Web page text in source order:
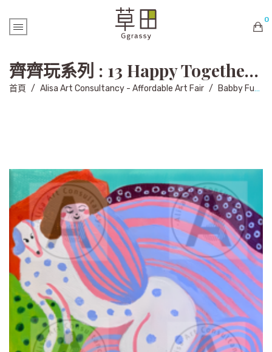
0
齊齊玩系列 : 13 Happy Together Series: 13
首頁 / Alisa Art Consultancy - Affordable Art Fair / Babby Fung